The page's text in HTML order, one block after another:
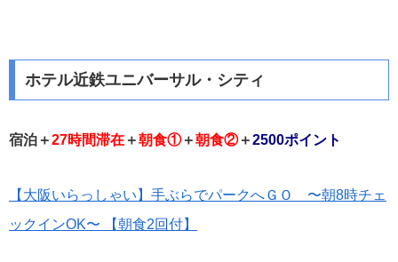
ホテル近鉄ユニバーサル・シティ
宿泊＋27時間滞在 ＋朝食①＋朝食②＋2500ポイント
【大阪いらっしゃい】手ぶらでパークへＧＯ 〜朝8時チェ
ックインOK〜 【朝食2回付】